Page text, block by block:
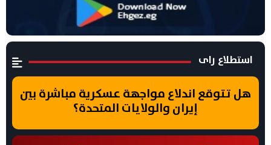
استطلاع راى
هل تتوقع اندلاع مواجهة عسكرية مباشرة بين
إيران والولايات المتحدة؟